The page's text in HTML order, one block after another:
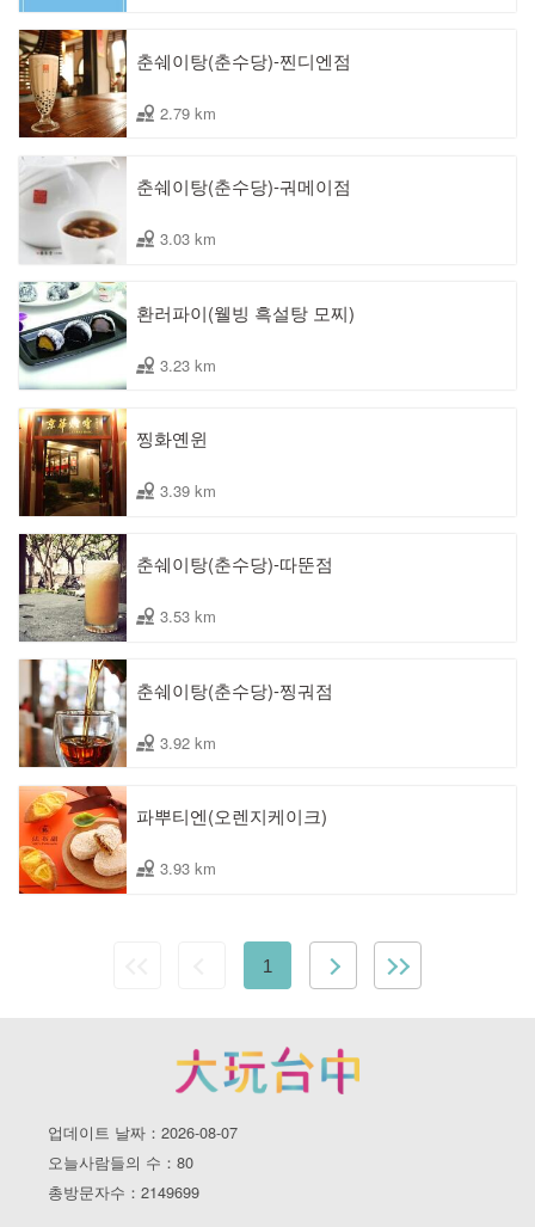
춘쉐이탕(춘수당)-찐디엔점
2.79 km
춘쉐이탕(춘수당)-궈메이점
3.03 km
환러파이(웰빙 흑설탕 모찌)
3.23 km
찡화옌윈
3.39 km
춘쉐이탕(춘수당)-따뚠점
3.53 km
춘쉐이탕(춘수당)-찡궈점
3.92 km
파뿌티엔(오렌지케이크)
3.93 km
1
업데이트 날짜：2026-08-07
오늘사람들의 수：80
총방문자수：2149699